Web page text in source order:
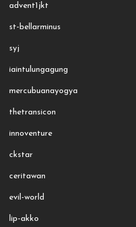
advent1jkt
st-bellarminus
syj
iaintulungagung
mercubuanayogya
thetransicon
innoventure
ckstar
ceritawan
evil-world
lip-akko